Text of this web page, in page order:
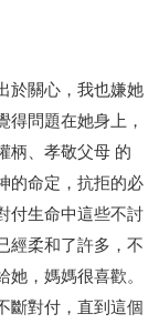
牧養
徒特會
於關心，我也嫌她
得問題在她身上，
柄、孝敬父母 的
的命定，抗拒的必
付生命中這些不討
經柔和了許多，不
，媽媽很喜歡。
斷對付，直到這個